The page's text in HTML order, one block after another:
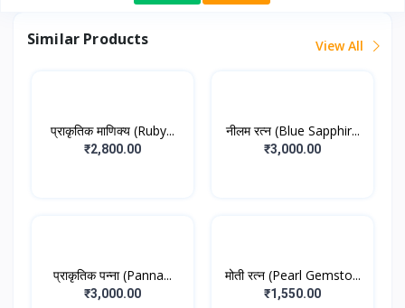
Similar Products View All
प्राकृतिक माणिक्य (Ruby...
₹2,800.00
नीलम रत्न (Blue Sapphir...
₹3,000.00
प्राकृतिक पन्ना (Panna...
₹3,000.00
मोती रत्न (Pearl Gemsto...
₹1,550.00